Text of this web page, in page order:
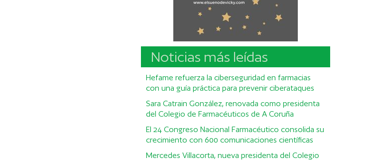
Noticias más leídas
Hefame refuerza la ciberseguridad en farmacias
con una guía práctica para prevenir ciberataques
Sara Catrain González, renovada como presidenta
del Colegio de Farmacéuticos de A Coruña
El 24 Congreso Nacional Farmacéutico consolida su
crecimiento con 600 comunicaciones científicas
Mercedes Villacorta, nueva presidenta del Colegio